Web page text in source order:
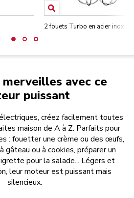
2 fouets Turbo en acier
merveilles avec ce
puissant
créez facilement toutes
maison de A à Z. Parfaits pour
: fouetter une crème ou des œufs,
gâteau ou à cookies, préparer un
pour la salade... Légers et
leur moteur est puissant mais
silencieux.